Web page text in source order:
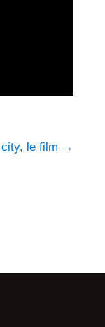
le film →